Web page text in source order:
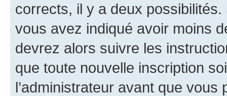
corrects, il y a deux
vous avez indiqué avoir moins
devrez alors suivre les
que toute nouvelle inscription
l’administrateur avant que